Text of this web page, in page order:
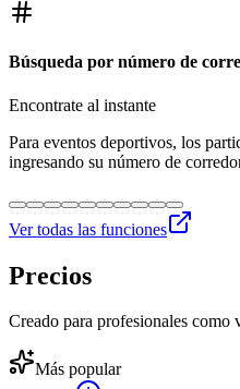
Búsqueda por número de
Encontrate al instante
Para eventos deportivos, los
ingresando su número de
Ver todas las funciones
Precios
Creado para profesionales como
Más popular